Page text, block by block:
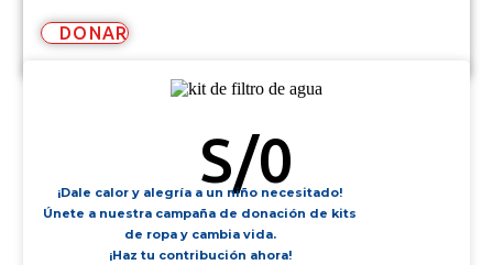
DONAR
S/0
¡Dale calor y alegría a un niño necesitado!
Únete a nuestra campaña de donación de kits
de ropa y cambia vida.
¡Haz tu contribución ahora!